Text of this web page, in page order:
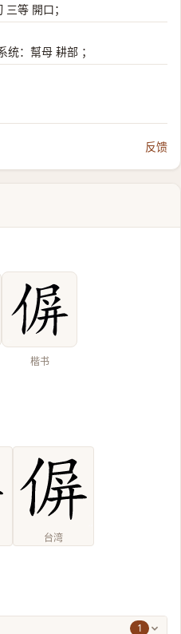
等 開口；
：幫母 耕部 ；
反馈
楷书
台湾
1